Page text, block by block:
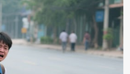
là Trí, lúc đó mới chỉ 17 tuổi.
12 nhưng đã biết làm ruộng,
rồi lại tất tả về đi học. Người
Trí học giỏi mà hiền, sau này
gái: Mai, Lan và Hương – ba